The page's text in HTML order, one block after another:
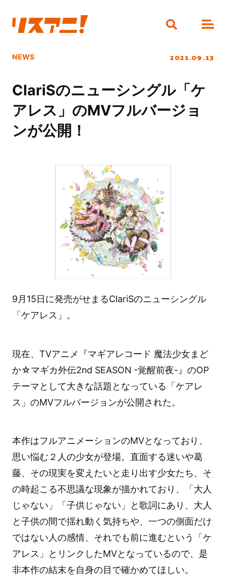
NEWS 2021.09.13
ClariSのニューシングル「ケ
アレス」のMVフルバージョ
ンが公開！
9月15日に発売がせまるClariSのニューシングル
「ケアレス」。
現在、TVアニメ『マギアレコード 魔法少女まど
か☆マギカ外伝2nd SEASON -覚醒前夜-』のOP
テーマとして大きな話題となっている「ケアレ
ス」のMVフルバージョンが公開された。
本作はフルアニメーションのMVとなっており、
思い悩む２人の少女が登場。直面する迷いや葛
藤、その現実を変えたいと走り出す少女たち、そ
の時起こる不思議な現象が描かれており、「大人
じゃない」「子供じゃない」と歌詞にあり、大人
と子供の間で揺れ動く気持ちや、一つの側面だけ
ではない人の感情、それでも前に進むという「ケ
アレス」とリンクしたMVとなっているので、是
非本作の結末を自身の目で確かめてほしい。